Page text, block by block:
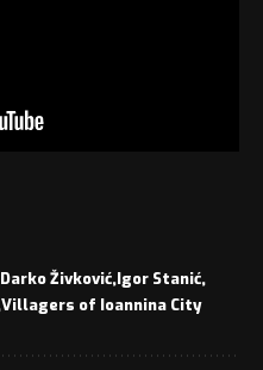
Darko Živković Igor Stanić
Villagers of Ioannina City